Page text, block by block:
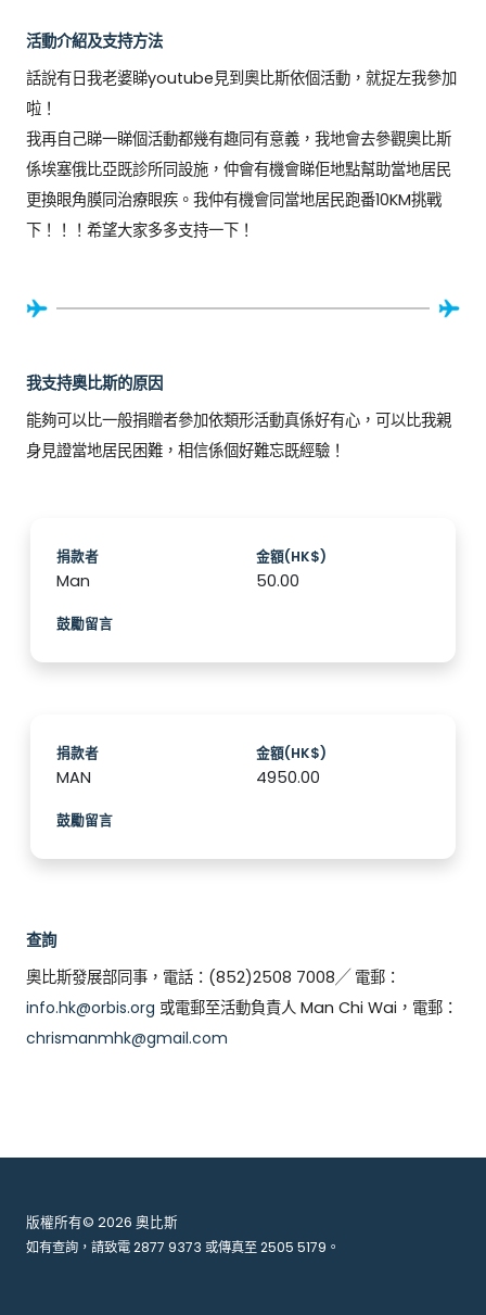
活動介紹及支持方法
話說有日我老婆睇youtube見到奧比斯依個活動，就捉左我參加
啦！
我再自己睇一睇個活動都幾有趣同有意義，我地會去參觀奧比斯
係埃塞俄比亞既診所同設施，仲會有機會睇佢地點幫助當地居民
更換眼角膜同治療眼疾。我仲有機會同當地居民跑番10KM挑戰
下！！！希望大家多多支持一下！
我支持奧比斯的原因
能夠可以比一般捐贈者參加依類形活動真係好有心，可以比我親
身見證當地居民困難，相信係個好難忘既經驗！
捐款者
Man
金額(HK$)
50.00
鼓勵留言
捐款者
MAN
金額(HK$)
4950.00
鼓勵留言
查詢
奧比斯發展部同事，電話：(852)2508 7008╱ 電郵：
info.hk@orbis.org 或電郵至活動負責人 Man Chi Wai，電郵：
chrismanmhk@gmail.com
版權所有© 2026 奧比斯
如有查詢，請致電2877 9373 或傳真至2505 5179 。